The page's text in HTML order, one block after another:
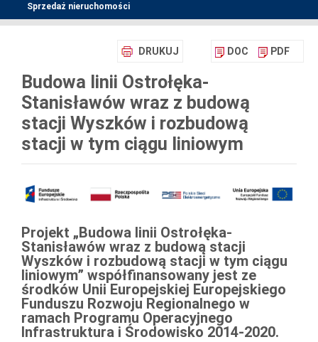
Sprzedaż nieruchomości
DRUKUJ DOC PDF
Budowa linii Ostrołęka-
Stanisławów wraz z budową
stacji Wyszków i rozbudową
stacji w tym ciągu liniowym
Projekt „Budowa linii Ostrołęka-
Stanisławów wraz z budową stacji
Wyszków i rozbudową stacji w tym ciągu
liniowym” współfinansowany jest ze
środków Unii Europejskiej Europejskiego
Funduszu Rozwoju Regionalnego w
ramach Programu Operacyjnego
Infrastruktura i Środowisko 2014-2020.